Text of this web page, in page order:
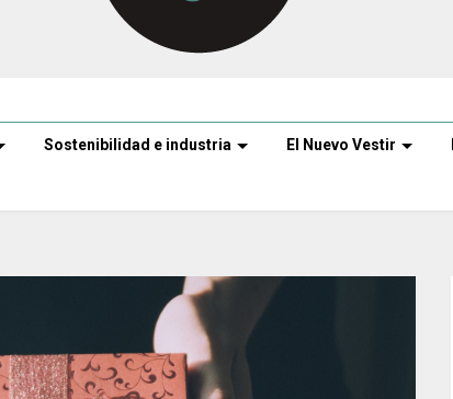
Sostenibilidad e industria El Nuevo Vestir